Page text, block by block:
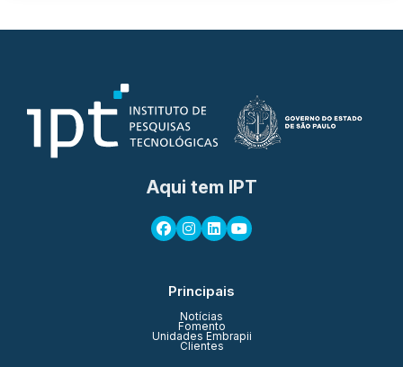
Aqui tem IPT
Principais
Notícias
Fomento
Unidades Embrapii
Clientes